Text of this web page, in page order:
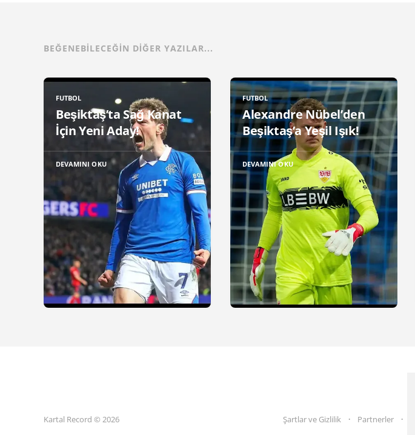
BEĞENEBILECEĞIN DIĞER YAZILAR...
FUTBOL
Beşiktaş’ta Sağ Kanat
İçin Yeni Aday!
DEVAMINI OKU
FUTBOL
Alexandre Nübel’den
Beşiktaş’a Yeşil Işık!
DEVAMINI OKU
Kartal Record © 2026 Şartlar ve Gizlilik Partnerler